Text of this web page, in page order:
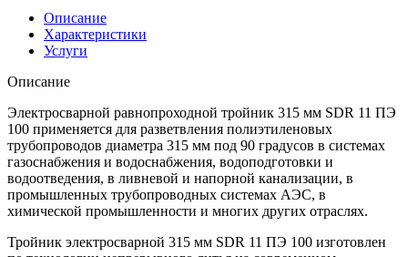
Описание
Характеристики
Услуги
Описание
Электросварной равнопроходной тройник 315 мм SDR 11 ПЭ
100 применяется для разветвления полиэтиленовых
трубопроводов диаметра 315 мм под 90 градусов в системах
газоснабжения и водоснабжения, водоподготовки и
водоотведения, в ливневой и напорной канализации, в
промышленных трубопроводных системах АЭС, в
химической промышленности и многих других отраслях.
Тройник электросварной 315 мм SDR 11 ПЭ 100 изготовлен